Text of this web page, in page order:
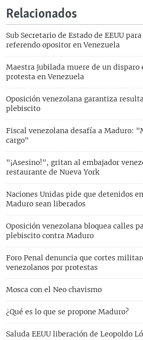
Relacionados
Sub Secretario de Estado de EEUU
referendo opositor en Venezuela
Maestra jubilada muere de un disparo
protesta en Venezuela
Oposición venezolana garantiza
plebiscito
Fiscal venezolana desafía a Maduro:
cargo"
"¡Asesino!", gritan al embajador
restaurante de Nueva York
Naciones Unidas pide que detenidos
Maduro sean liberados
Oposición venezolana bloquea calles
plebiscito contra Maduro
Foro Penal denuncia que cortes
venezolanos por protestas
Mosca con el Neo chavismo
¿Qué es lo que se propone Maduro?
Saluda EEUU liberación de Leopoldo